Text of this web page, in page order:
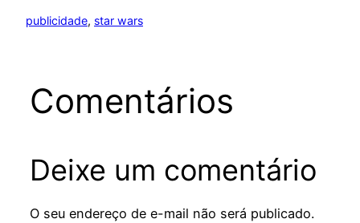
publicidade, star wars
Comentários
Deixe um comentário
O seu endereço de e-mail não será publicado.